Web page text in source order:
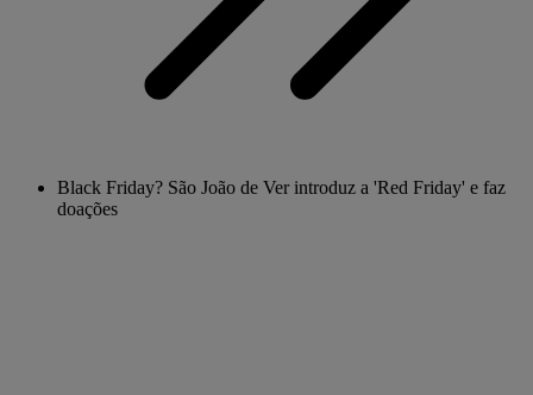
Black Friday? São João de Ver introduz a 'Red Friday' e faz
doações